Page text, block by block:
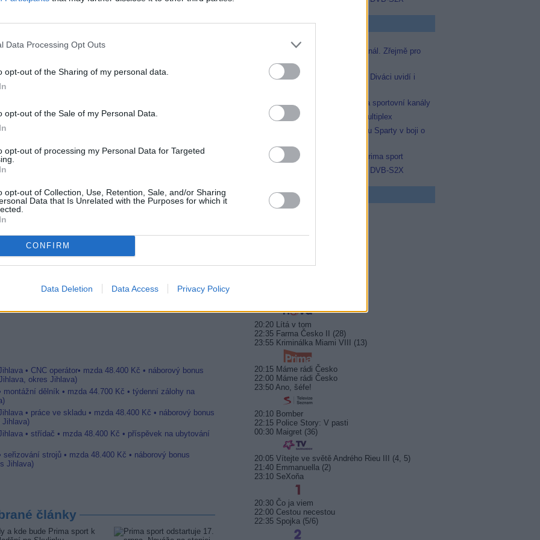
Data Processing Opt Outs
opt-out of the Sharing of my personal data.
opt-out of the Sale of my Personal Data.
opt-out of processing my Personal Data for Targeted
opt-out of Collection, Use, Retention, Sale, and/or Sharing
Data that Is Unrelated with the Purposes for which it
CONFIRM
Data Deletion Data Access Privacy Policy
paňdžábská hudba. Provozovatel televizní
což mu dává výhodu před svými konkurenty.
během tohoto měsíce. Poté bude
(programová pozice s názvem 52102):
pol. H, SR 22000, FEC 5/6, DVB-S/QPSK, FTA
a RTVi Europe
a RTVi Europe
Canal+ Domo a Canal+ Kitchen
• CNC operátor• mzda 48.400 Kč • náborový bonus
okres Jihlava)
montážní dělník • mzda 44.700 Kč • týdenní zálohy na
• práce ve skladu • mzda 48.400 Kč • náborový bonus
Jihlava)
• střídač • mzda 48.400 Kč • příspěvek na ubytování
seřizování strojů • mzda 48.400 Kč • náborový bonus
Jihlava)
články
Top Zprávičky
Skylink spustil nový Test kanál. Zřejmě pro
Prima sport
Oneplay zařadí Prima sport. Diváci uvidí i
AMC získala licence pro dva sportovní kanály
Operátor Du převzal další multiplex
Prima sport odvysílá i odvetu Sparty v boji o
Antik TV potvrdil zařazení Prima sport
Televisa Networks přešla na DVB-S2X
TV program
20:15 Vyprávěj
20:20 Lítá v tom
22:35 Farma Česko II (28)
23:55 Kriminálka Miami VIII (13)
20:15 Máme rádi Česko
22:00 Máme rádi Česko
23:50 Ano, šéfe!
20:10 Bomber
22:15 Police Story: V pasti
00:30 Maigret (36)
20:05 Vítejte ve světě Andrého Rieu III (4, 5)
21:40 Emmanuella (2)
23:10 SeXoňa
20:30 Čo ja viem
22:00 Cestou necestou
22:35 Spojka (5/6)